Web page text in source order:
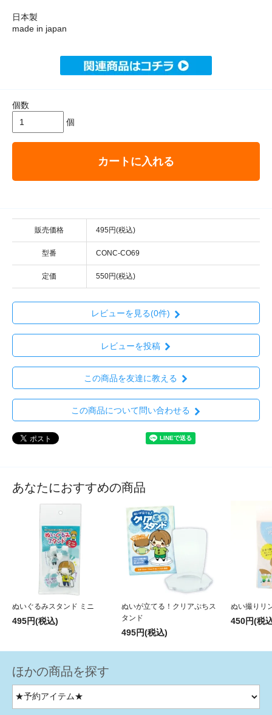
日本製
made in japan
個数
個
カートに入れる
販売価格 495円(税込)
型番 CONC-CO69
定価 550円(税込)
レビューを見る(0件)
レビューを投稿
この商品を友達に教える
この商品について問い合わせる
あなたにおすすめの商品
ぬいぐるみスタンド ミニ
495円(税込)
ぬいが立てる！クリアぷちス
タンド
495円(税込)
ぬい撮りリ
450円(税
ほかの商品を探す